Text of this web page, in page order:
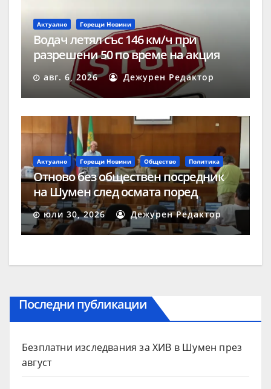
Актуално Горещи Новини
Водач летял със 146 км/ч при
разрешени 50 по време на акция
„Скорост“ в Шумен
авг. 6, 2026 Дежурен Редактор
Актуално Горещи Новини Общество Политика
Отново без обществен посредник
на Шумен след осмата поред
процедура
юли 30, 2026 Дежурен Редактор
Последни публикации
Безплатни изследвания за ХИВ в Шумен през
август